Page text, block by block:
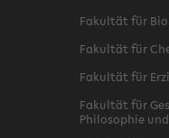
Fakultät für
Fakultät für
Fakultät für
Fakultät für
Philosophie